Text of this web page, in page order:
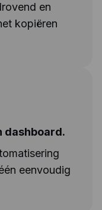
en
kopiëren
dashboard.
eenvoudig